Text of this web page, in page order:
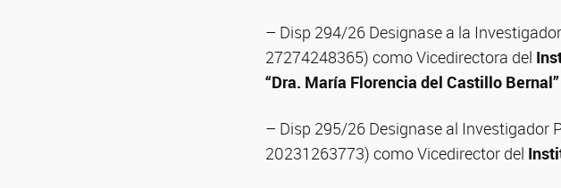
– Disp 294/26 Designase a la
27274248365) como Vicedirectora del
“Dra. María Florencia del Castillo
– Disp 295/26 Designase al Investigador
20231263773) como Vicedirector del